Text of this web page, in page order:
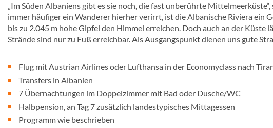
„Im Süden Albaniens gibt es sie noch, die fast unberührte
immer häufiger ein Wanderer hierher verirrt, ist die Albanische Riviera ein
bis zu 2.045 m hohe Gipfel den Himmel erreichen. Doch auch an der Küste
Strände sind nur zu Fuß erreichbar. Als Ausgangspunkt dienen uns gute
Flug mit Austrian Airlines oder Lufthansa in der Economyclass nach
Transfers in Albanien
7 Übernachtungen im Doppelzimmer mit Bad oder Dusche/WC
Halbpension, an Tag 7 zusätzlich landestypisches Mittagessen
Programm wie beschrieben